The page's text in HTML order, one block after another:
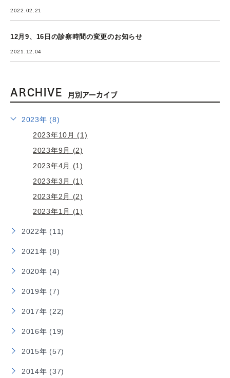
2022.02.21
12月9、16日の診察時間の変更のお知らせ
2021.12.04
ARCHIVE 月別アーカイブ
2023年 (8)
2023年10月 (1)
2023年9月 (2)
2023年4月 (1)
2023年3月 (1)
2023年2月 (2)
2023年1月 (1)
2022年 (11)
2021年 (8)
2020年 (4)
2019年 (7)
2017年 (22)
2016年 (19)
2015年 (57)
2014年 (37)